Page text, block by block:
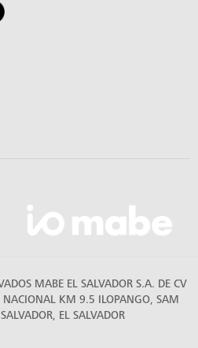
MABE EL SALVADOR S.A. DE CV
NACIONAL KM 9.5 ILOPANGO, SAM
EL SALVADOR